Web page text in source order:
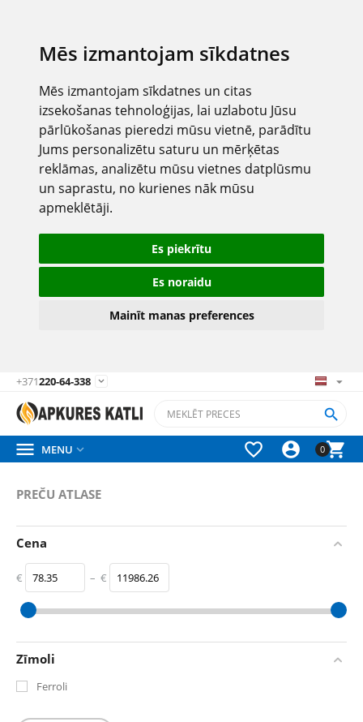
Mēs izmantojam sīkdatnes
Mēs izmantojam sīkdatnes un citas
izsekošanas tehnoloģijas, lai uzlabotu Jūsu
pārlūkošanas pieredzi mūsu vietnē, parādītu
Jums personalizētu saturu un mērķētas
reklāmas, analizētu mūsu vietnes datplūsmu
un saprastu, no kurienes nāk mūsu
apmeklētāji.
Es piekrītu
Es noraidu
Mainīt manas preferences
+371220-64-338 
0



 MENU 
PREČU ATLASE
Cena
€ – €
78.35 11986.26
Zīmoli
Ferroli